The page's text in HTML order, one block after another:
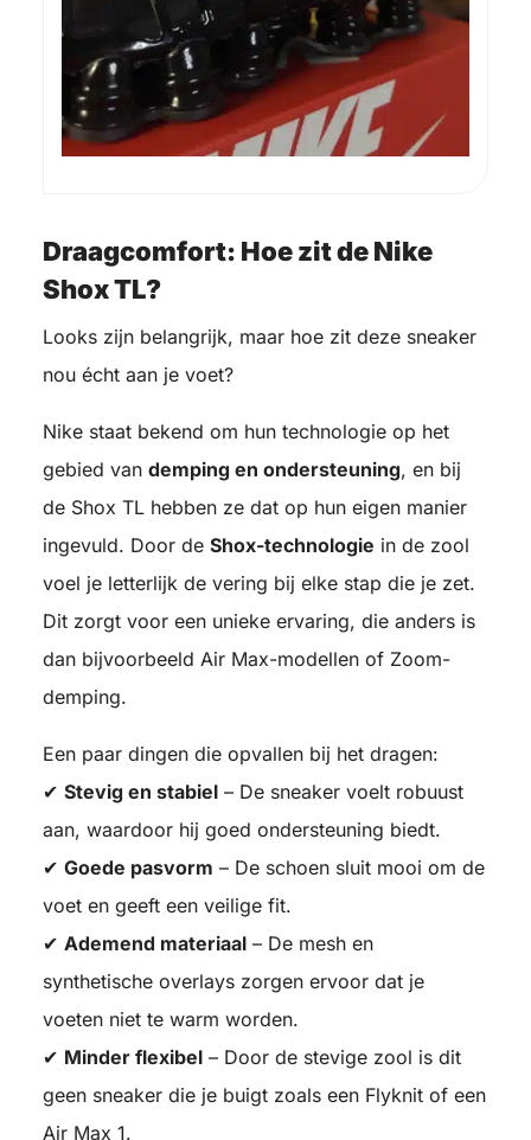
Draagcomfort: Hoe zit de Nike
Shox TL?
Looks zijn belangrijk, maar hoe zit deze sneaker
nou écht aan je voet?
Nike staat bekend om hun technologie op het
gebied van demping en ondersteuning, en bij
de Shox TL hebben ze dat op hun eigen manier
ingevuld. Door de Shox-technologie in de zool
voel je letterlijk de vering bij elke stap die je zet.
Dit zorgt voor een unieke ervaring, die anders is
dan bijvoorbeeld Air Max-modellen of Zoom-
demping.
Een paar dingen die opvallen bij het dragen:
✔ Stevig en stabiel – De sneaker voelt robuust
aan, waardoor hij goed ondersteuning biedt.
✔ Goede pasvorm – De schoen sluit mooi om de
voet en geeft een veilige fit.
✔ Ademend materiaal – De mesh en
synthetische overlays zorgen ervoor dat je
voeten niet te warm worden.
✔ Minder flexibel – Door de stevige zool is dit
geen sneaker die je buigt zoals een Flyknit of een
Air Max 1.